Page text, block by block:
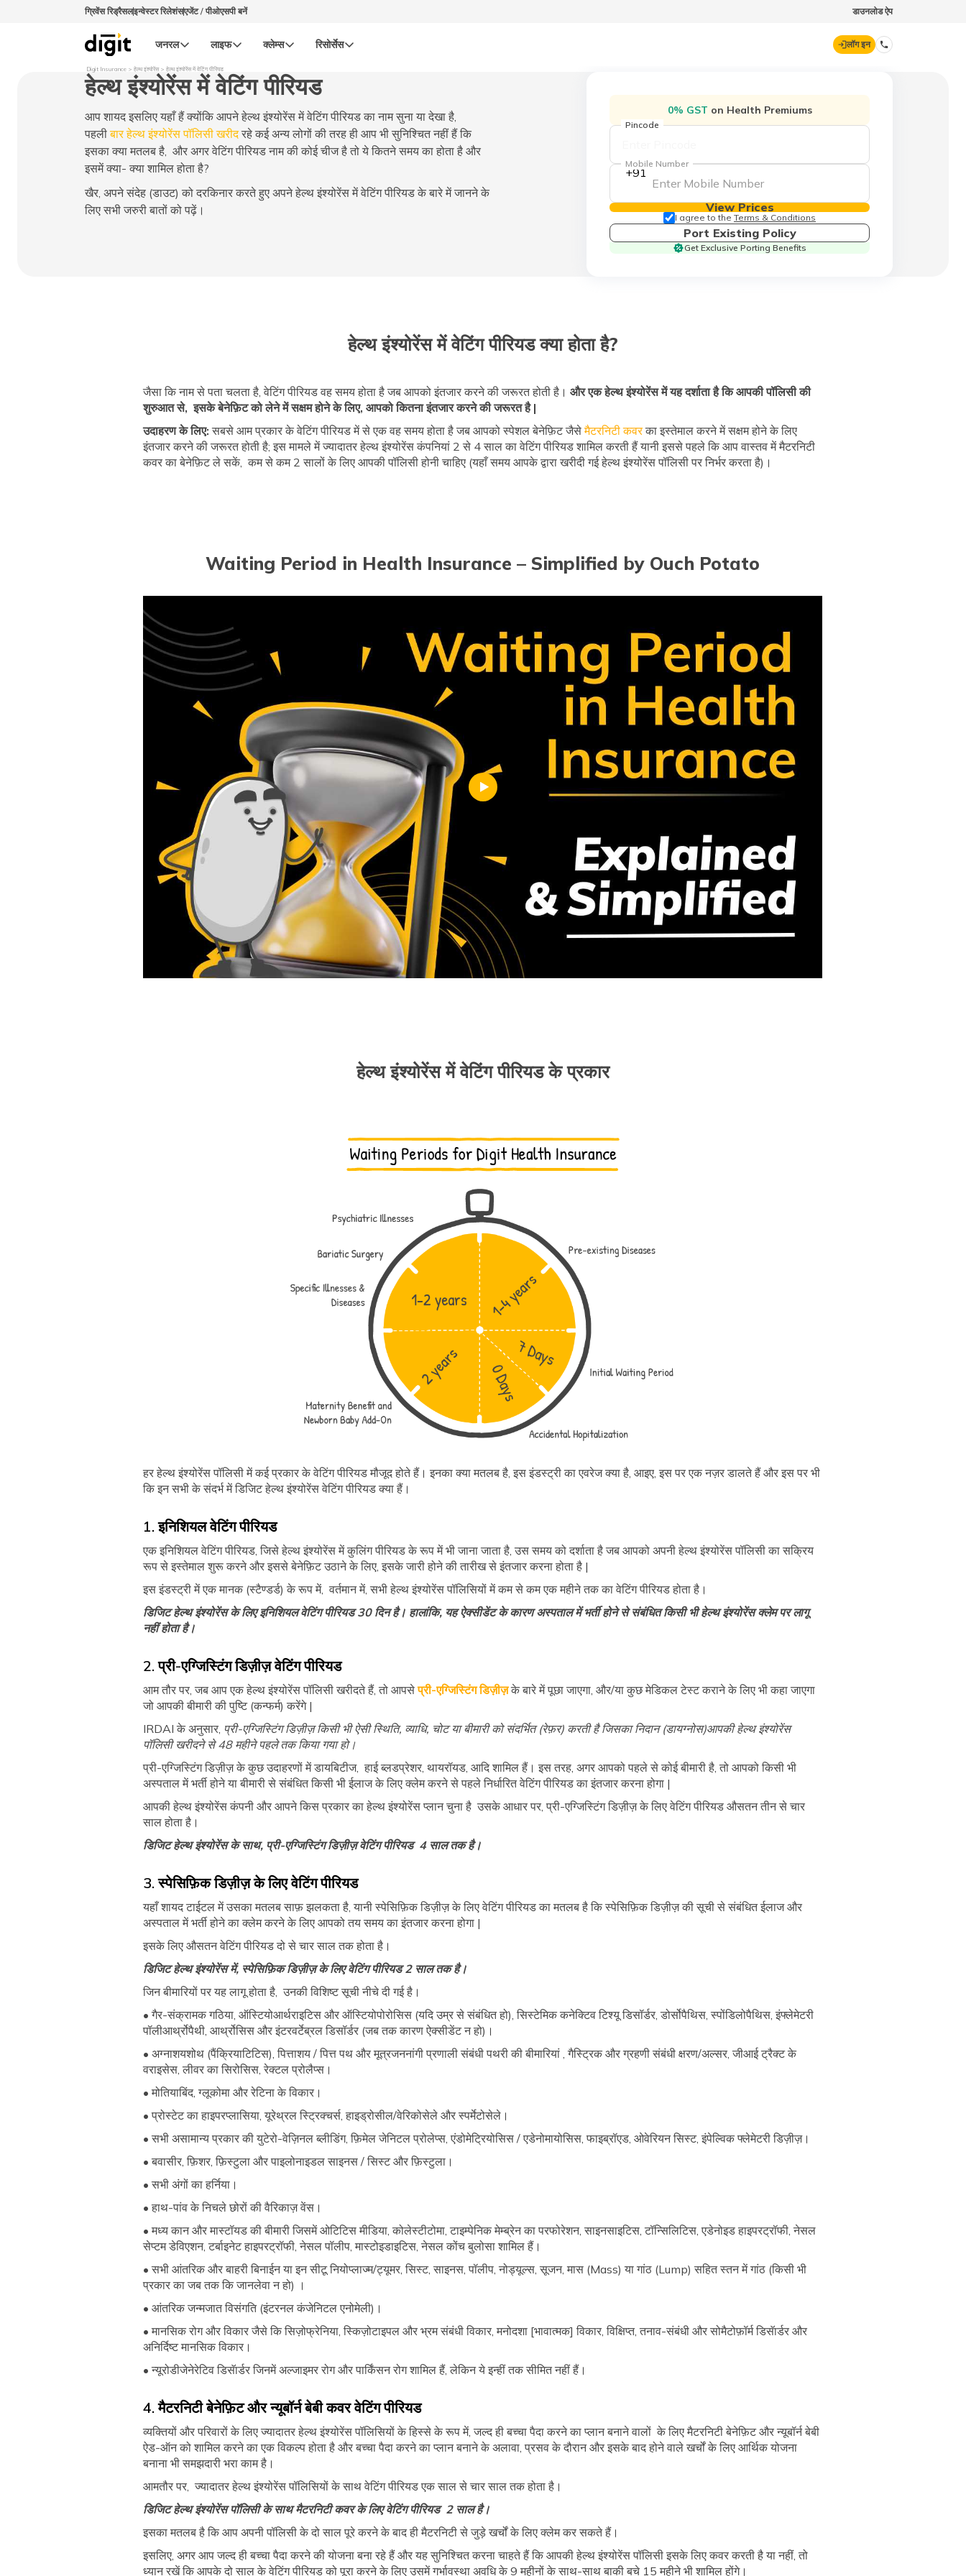
ग्रिवेंस रिड्रैसलइन्वेस्टर रिलेशंसएजेंट / पीओएसपी बनें डाउनलोड ऐप
जनरल लाइफ क्लेम्स रिसोर्सेस लॉग इन
hello@godigit.com
Digit Insurance हेल्थ इंश्योरेंस हेल्थ इंश्योरेंस में वेटिंग पीरियड
हेल्थ इंश्योरेंस में वेटिंग पीरियड
आप शायद इसलिए यहाँ हैं क्योंकि आपने हेल्थ इंश्योरेंस में वेटिंग पीरियड का नाम सुना या देखा है,
पहलीबार हेल्थ इंश्योरेंस पॉलिसी खरीदरहे कई अन्य लोगों की तरह ही आप भी सुनिश्चित नहीं हैं कि
इसका क्या मतलब है, और अगर वेटिंग पीरियड नाम की कोई चीज है तो ये कितने समय का होता है और
इसमें क्या- क्या शामिल होता है?
खैर, अपने संदेह (डाउट) को दरकिनार करते हुए अपने हेल्थ इंश्योरेंस में वेटिंग पीरियड के बारे में जानने के
लिए सभी जरुरी बातों को पढ़ें।
0% GST on Health Premiums
Pincode
+91
Mobile Number
View Prices
I agree to the Terms & Conditions
Port Existing Policy
Get Exclusive Porting Benefits
हेल्थ इंश्योरेंस में वेटिंग पीरियड क्या होता है?
जैसा कि नाम से पता चलता है, वेटिंग पीरियड वह समय होता है जब आपको इंतजार करने की जरूरत होती है।और एक हेल्थ इंश्योरेंस में यह दर्शाता है कि आपकी पॉलिसी की
शुरुआत से, इसके बेनेफ़िट को लेने में सक्षम होने के लिए, आपको कितना इंतजार करने की जरूरत है |
उदाहरण के लिए: सबसे आम प्रकार के वेटिंग पीरियड में से एक वह समय होता है जब आपको स्पेशल बेनेफ़िट जैसेमैटरनिटी कवरका इस्तेमाल करने में सक्षम होने के लिए
इंतजार करने की जरूरत होती है; इस मामले में ज्यादातर हेल्थ इंश्योरेंस कंपनियां 2 से 4 साल का वेटिंग पीरियड शामिल करती हैं यानी इससे पहले कि आप वास्तव में मैटरनिटी
कवर का बेनेफ़िट ले सकें, कम से कम 2 सालों के लिए आपकी पॉलिसी होनी चाहिए (यहाँ समय आपके द्वारा खरीदी गई हेल्थ इंश्योरेंस पॉलिसी पर निर्भर करता है)।
Waiting Period in Health Insurance – Simplified by Ouch Potato
हेल्थ इंश्योरेंस में वेटिंग पीरियड के प्रकार
हर हेल्थ इंश्योरेंस पॉलिसी में कई प्रकार के वेटिंग पीरियड मौजूद होते हैं। इनका क्या मतलब है, इस इंडस्ट्री का एवरेज क्या है, आइए, इस पर एक नज़र डालते हैं और इस पर भी
कि इन सभी के संदर्भ में डिजिट हेल्थ इंश्योरेंस वेटिंग पीरियड क्या हैं।
1. इनिशियल वेटिंग पीरियड
एक इनिशियल वेटिंग पीरियड, जिसे हेल्थ इंश्योरेंस में कुलिंग पीरियड के रूप में भी जाना जाता है, उस समय को दर्शाता है जब आपको अपनी हेल्थ इंश्योरेंस पॉलिसी का सक्रिय
रूप से इस्तेमाल शुरू करने और इससे बेनेफ़िट उठाने के लिए, इसके जारी होने की तारीख से इंतजार करना होता है |
इस इंडस्ट्री में एक मानक (स्टैण्डर्ड) के रूप में, वर्तमान में, सभी हेल्थ इंश्योरेंस पॉलिसियों में कम से कम एक महीने तक का वेटिंग पीरियड होता है।
डिजिट हेल्थ इंश्योरेंस के लिए इनिशियल वेटिंग पीरियड 30 दिन है। हालांकि, यह ऐक्सीडेंट के कारण अस्पताल में भर्ती होने से संबंधित किसी भी हेल्थ इंश्योरेंस क्लेम पर लागू
नहीं होता है।
2. प्री-एग्जिस्टिंग डिज़ीज़ वेटिंग पीरियड
आम तौर पर, जब आप एक हेल्थ इंश्योरेंस पॉलिसी खरीदते हैं, तो आपसे प्री-एग्जिस्टिंग डिज़ीज़के बारे में पूछा जाएगा, और/या कुछ मेडिकल टेस्ट कराने के लिए भी कहा जाएगा
जो आपकी बीमारी की पुष्टि (कन्फर्म) करेंगे |
IRDAI के अनुसार, प्री-एग्जिस्टिंग डिज़ीज़ किसी भी ऐसी स्थिति, व्याधि, चोट या बीमारी को संदर्भित (रेफ़र) करती है जिसका निदान (डायग्नोस)आपकी हेल्थ इंश्योरेंस
पॉलिसी खरीदने से 48 महीने पहले तक किया गया हो।
प्री-एग्जिस्टिंग डिज़ीज़ के कुछ उदाहरणों में डायबिटीज, हाई ब्लडप्रेशर, थायरॉयड, आदि शामिल हैं। इस तरह, अगर आपको पहले से कोई बीमारी है, तो आपको किसी भी
अस्पताल में भर्ती होने या बीमारी से संबंधित किसी भी ईलाज के लिए क्लेम करने से पहले निर्धारित वेटिंग पीरियड का इंतजार करना होगा |
आपकी हेल्थ इंश्योरेंस कंपनी और आपने किस प्रकार का हेल्थ इंश्योरेंस प्लान चुना है उसके आधार पर, प्री-एग्जिस्टिंग डिज़ीज़ के लिए वेटिंग पीरियड औसतन तीन से चार
साल होता है।
डिजिट हेल्थ इंश्योरेंस के साथ, प्री-एग्जिस्टिंग डिज़ीज़ वेटिंग पीरियड 4 साल तक है।
3. स्पेसिफ़िक डिज़ीज़ के लिए वेटिंग पीरियड
यहाँ शायद टाईटल में उसका मतलब साफ़ झलकता है, यानी स्पेसिफ़िक डिज़ीज़ के लिए वेटिंग पीरियड का मतलब है कि स्पेसिफ़िक डिज़ीज़ की सूची से संबंधित ईलाज और
अस्पताल में भर्ती होने का क्लेम करने के लिए आपको तय समय का इंतजार करना होगा |
इसके लिए औसतन वेटिंग पीरियड दो से चार साल तक होता है।
डिजिट हेल्थ इंश्योरेंस में, स्पेसिफ़िक डिज़ीज़ के लिए वेटिंग पीरियड 2 साल तक है।
जिन बीमारियों पर यह लागू होता है, उनकी विशिष्ट सूची नीचे दी गई है।
• गैर-संक्रामक गठिया, ऑस्टियोआर्थराइटिस और ऑस्टियोपोरोसिस (यदि उम्र से संबंधित हो), सिस्टेमिक कनेक्टिव टिश्यू डिसॉर्डर, डोर्सोपैथिस, स्पोंडिलोपैथिस, इंफ्लेमेटरी
पॉलीआर्थ्रोपैथी, आर्थ्रोसिस और इंटरवर्टेब्रल डिसॉर्डर (जब तक कारण ऐक्सीडेंट न हो)।
• अग्नाशयशोथ (पैंक्रियाटिटिस), पित्ताशय / पित्त पथ और मूत्रजननांगी प्रणाली संबंधी पथरी की बीमारियां , गैस्ट्रिक और ग्रहणी संबंधी क्षरण/अल्सर, जीआई ट्रैक्ट के
वराइसेस, लीवर का सिरोसिस, रेक्टल प्रोलैप्स।
• मोतियाबिंद, ग्लूकोमा और रेटिना के विकार।
• प्रोस्टेट का हाइपरप्लासिया, यूरेथ्रल स्ट्रिक्चर्स, हाइड्रोसील/वेरिकोसेले और स्पर्मेटोसेले।
• सभी असामान्य प्रकार की युटेरो-वेज़िनल ब्लीडिंग, फ़िमेल जेनिटल प्रोलेप्स, एंडोमेट्रियोसिस / एडेनोमायोसिस, फाइब्रॉएड, ओवेरियन सिस्ट, इंपेल्विक फ्लेमेटरी डिज़ीज़।
• बवासीर, फ़िशर, फ़िस्टुला और पाइलोनाइडल साइनस / सिस्ट और फ़िस्टुला।
• सभी अंगों का हर्निया।
• हाथ-पांव के निचले छोरों की वैरिकाज़ वेंस।
• मध्य कान और मास्टॉयड की बीमारी जिसमें ओटिटिस मीडिया, कोलेस्टीटोमा, टाइम्पेनिक मेम्ब्रेन का परफोरेशन, साइनसाइटिस, टॉन्सिलिटिस, एडेनोइड हाइपरट्रॉफी, नेसल
सेप्टम डेविएशन, टर्बाइनेट हाइपरट्रॉफी, नेसल पॉलीप, मास्टोइडाइटिस, नेसल कोंच बुलोसा शामिल हैं।
• सभी आंतरिक और बाहरी बिनाईन या इन सीटू नियोप्लाज्म/ट्यूमर, सिस्ट, साइनस, पॉलीप, नोड्यूल्स, सूजन, मास (Mass) या गांठ (Lump) सहित स्तन में गांठ (किसी भी
प्रकार का जब तक कि जानलेवा न हो) ।
• आंतरिक जन्मजात विसंगति (इंटरनल कंजेनिटल एनोमेली)।
• मानसिक रोग और विकार जैसे कि सिज़ोफ्रेनिया, स्किज़ोटाइपल और भ्रम संबंधी विकार, मनोदशा [भावात्मक] विकार, विक्षिप्त, तनाव-संबंधी और सोमैटोफ़ॉर्म डिसॅार्डर और
अनिर्दिष्ट मानसिक विकार।
• न्यूरोडीजेनेरेटिव डिसॅार्डर जिनमें अल्जाइमर रोग और पार्किंसन रोग शामिल हैं, लेकिन ये इन्हीं तक सीमित नहीं हैं।
4. मैटरनिटी बेनेफ़िट और न्यूबॉर्न बेबी कवर वेटिंग पीरियड
व्यक्तियों और परिवारों के लिए ज्यादातर हेल्थ इंश्योरेंस पॉलिसियों के हिस्से के रूप में, जल्द ही बच्चा पैदा करने का प्लान बनाने वालों के लिए मैटरनिटी बेनेफ़िट और न्यूबॉर्न बेबी
ऐड-ऑन को शामिल करने का एक विकल्प होता है और बच्चा पैदा करने का प्लान बनाने के अलावा, प्रसव के दौरान और इसके बाद होने वाले खर्चों के लिए आर्थिक योजना
बनाना भी समझदारी भरा काम है।
आमतौर पर, ज्यादातर हेल्थ इंश्योरेंस पॉलिसियों के साथ वेटिंग पीरियड एक साल से चार साल तक होता है।
डिजिट हेल्थ इंश्योरेंस पॉलिसी के साथ मैटरनिटी कवर के लिए वेटिंग पीरियड 2 साल है।
इसका मतलब है कि आप अपनी पॉलिसी के दो साल पूरे करने के बाद ही मैटरनिटी से जुड़े खर्चों के लिए क्लेम कर सकते हैं।
इसलिए, अगर आप जल्द ही बच्चा पैदा करने की योजना बना रहे हैं और यह सुनिश्चित करना चाहते हैं कि आपकी हेल्थ इंश्योरेंस पॉलिसी इसके लिए कवर करती है या नहीं, तो
ध्यान रखें कि आपके दो साल के वेटिंग पीरियड को पूरा करने के लिए उसमें गर्भावस्था अवधि के 9 महीनों के साथ-साथ बाकी बचे 15 महीने भी शामिल होंगे।